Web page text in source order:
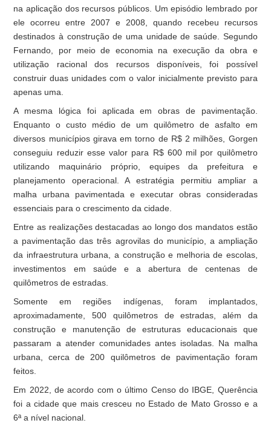
na aplicação dos recursos públicos. Um episódio lembrado por
ele ocorreu entre 2007 e 2008, quando recebeu recursos
destinados à construção de uma unidade de saúde. Segundo
Fernando, por meio de economia na execução da obra e
utilização racional dos recursos disponíveis, foi possível
construir duas unidades com o valor inicialmente previsto para
apenas uma.
A mesma lógica foi aplicada em obras de pavimentação.
Enquanto o custo médio de um quilômetro de asfalto em
diversos municípios girava em torno de R$ 2 milhões, Gorgen
conseguiu reduzir esse valor para R$ 600 mil por quilômetro
utilizando maquinário próprio, equipes da prefeitura e
planejamento operacional. A estratégia permitiu ampliar a
malha urbana pavimentada e executar obras consideradas
essenciais para o crescimento da cidade.
Entre as realizações destacadas ao longo dos mandatos estão
a pavimentação das três agrovilas do município, a ampliação
da infraestrutura urbana, a construção e melhoria de escolas,
investimentos em saúde e a abertura de centenas de
quilômetros de estradas.
Somente em regiões indígenas, foram implantados,
aproximadamente, 500 quilômetros de estradas, além da
construção e manutenção de estruturas educacionais que
passaram a atender comunidades antes isoladas. Na malha
urbana, cerca de 200 quilômetros de pavimentação foram
feitos.
Em 2022, de acordo com o último Censo do IBGE, Querência
foi a cidade que mais cresceu no Estado de Mato Grosso e a
6ª a nível nacional.